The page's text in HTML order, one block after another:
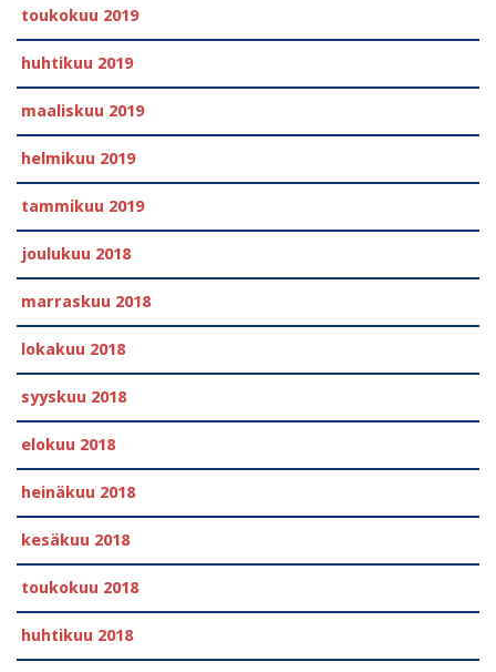
toukokuu 2019
huhtikuu 2019
maaliskuu 2019
helmikuu 2019
tammikuu 2019
joulukuu 2018
marraskuu 2018
lokakuu 2018
syyskuu 2018
elokuu 2018
heinäkuu 2018
kesäkuu 2018
toukokuu 2018
huhtikuu 2018